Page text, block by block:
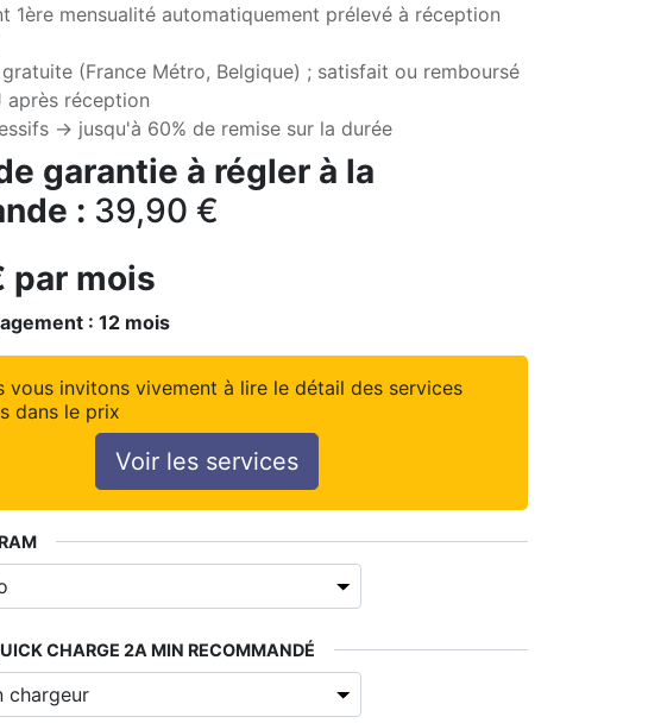
1ère mensualité automatiquement prélevé à réception
(France Métro, Belgique) ; satisfait ou remboursé
après réception
-> jusqu'à 60% de remise sur la durée
garantie à régler à la
: 39,90 €
par mois
: 12 mois
vous invitons vivement à lire le détail des services
dans le prix
Voir les services
CHARGE 2A MIN RECOMMANDÉ